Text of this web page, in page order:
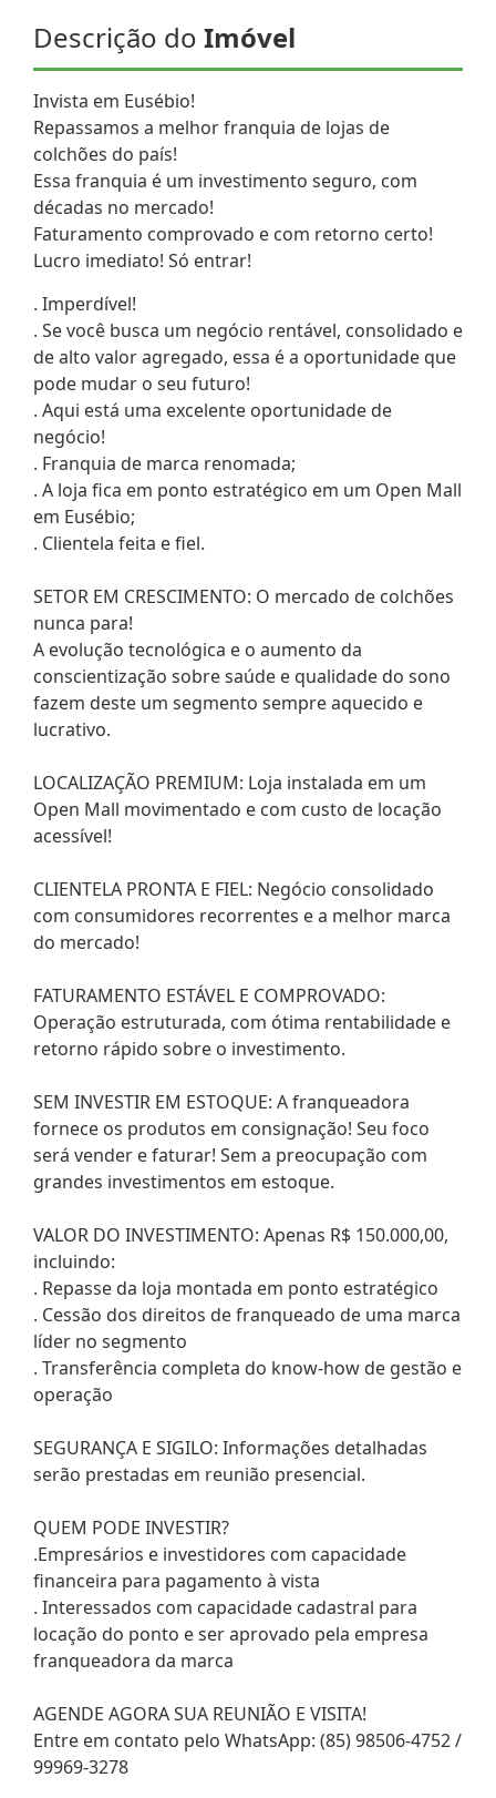
Descrição do Imóvel
Invista em Eusébio!
Repassamos a melhor franquia de lojas de
colchões do país!
Essa franquia é um investimento seguro, com
décadas no mercado!
Faturamento comprovado e com retorno certo!
Lucro imediato! Só entrar!
. Imperdível!
. Se você busca um negócio rentável, consolidado e
de alto valor agregado, essa é a oportunidade que
pode mudar o seu futuro!
. Aqui está uma excelente oportunidade de
negócio!
. Franquia de marca renomada;
. A loja fica em ponto estratégico em um Open Mall
em Eusébio;
. Clientela feita e fiel.
SETOR EM CRESCIMENTO: O mercado de colchões
nunca para!
A evolução tecnológica e o aumento da
conscientização sobre saúde e qualidade do sono
fazem deste um segmento sempre aquecido e
lucrativo.
LOCALIZAÇÃO PREMIUM: Loja instalada em um
Open Mall movimentado e com custo de locação
acessível!
CLIENTELA PRONTA E FIEL: Negócio consolidado
com consumidores recorrentes e a melhor marca
do mercado!
FATURAMENTO ESTÁVEL E COMPROVADO:
Operação estruturada, com ótima rentabilidade e
retorno rápido sobre o investimento.
SEM INVESTIR EM ESTOQUE: A franqueadora
fornece os produtos em consignação! Seu foco
será vender e faturar! Sem a preocupação com
grandes investimentos em estoque.
VALOR DO INVESTIMENTO: Apenas R$ 150.000,00,
incluindo:
. Repasse da loja montada em ponto estratégico
. Cessão dos direitos de franqueado de uma marca
líder no segmento
. Transferência completa do know-how de gestão e
operação
SEGURANÇA E SIGILO: Informações detalhadas
serão prestadas em reunião presencial.
QUEM PODE INVESTIR?
.Empresários e investidores com capacidade
financeira para pagamento à vista
. Interessados com capacidade cadastral para
locação do ponto e ser aprovado pela empresa
franqueadora da marca
AGENDE AGORA SUA REUNIÃO E VISITA!
Entre em contato pelo WhatsApp: (85) 98506-4752 /
99969-3278